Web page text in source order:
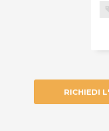
RICHIEDI